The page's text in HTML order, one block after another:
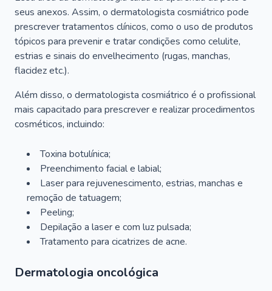
seus anexos. Assim, o dermatologista cosmiátrico pode
prescrever tratamentos clínicos, como o uso de produtos
tópicos para prevenir e tratar condições como celulite,
estrias e sinais do envelhecimento (rugas, manchas,
flacidez etc.).
Além disso, o dermatologista cosmiátrico é o profissional
mais capacitado para prescrever e realizar procedimentos
cosméticos, incluindo:
Toxina botulínica;
Preenchimento facial e labial;
Laser para rejuvenescimento, estrias, manchas e
remoção de tatuagem;
Peeling;
Depilação a laser e com luz pulsada;
Tratamento para cicatrizes de acne.
Dermatologia oncológica